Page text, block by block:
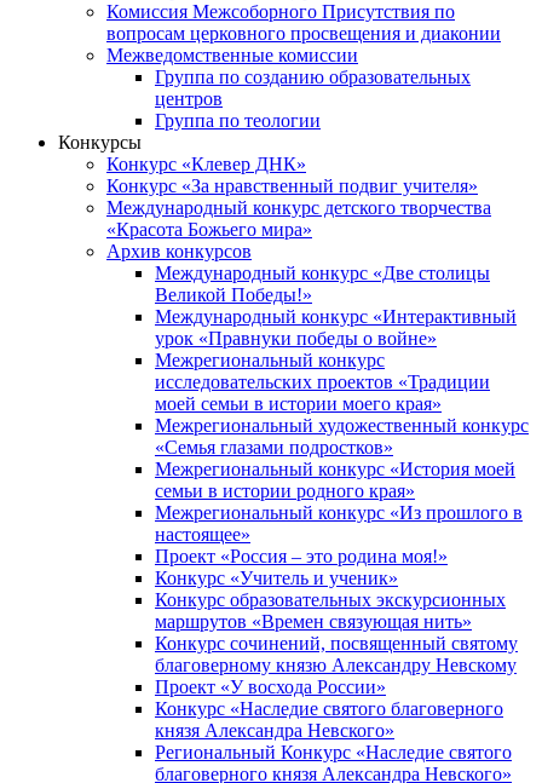
Комиссия Межсоборного Присутствия по
вопросам церковного просвещения и диаконии
Межведомственные комиссии
Группа по созданию образовательных
центров
Группа по теологии
Конкурсы
Конкурс «Клевер ДНК»
Конкурс «За нравственный подвиг учителя»
Международный конкурс детского творчества
«Красота Божьего мира»
Архив конкурсов
Международный конкурс «Две столицы
Великой Победы!»
Международный конкурс «Интерактивный
урок «Правнуки победы о войне»
Межрегиональный конкурс
исследовательских проектов «Традиции
моей семьи в истории моего края»
Межрегиональный художественный конкурс
«Семья глазами подростков»
Межрегиональный конкурс «История моей
семьи в истории родного края»
Межрегиональный конкурс «Из прошлого в
настоящее»
Проект «Россия – это родина моя!»
Конкурс «Учитель и ученик»
Конкурс образовательных экскурсионных
маршрутов «Времен связующая нить»
Конкурс сочинений, посвященный святому
благоверному князю Александру Невскому
Проект «У восхода России»
Конкурс «Наследие святого благоверного
князя Александра Невского»
Региональный Конкурс «Наследие святого
благоверного князя Александра Невского»